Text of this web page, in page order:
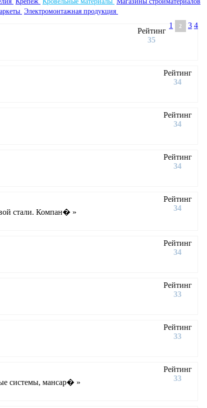
Электромонтажная продукция
1 2 3 4
Рейтинг
35
Рейтинг
34
Рейтинг
34
Рейтинг
34
Рейтинг
34
стали. Компан� »
Рейтинг
34
Рейтинг
33
Рейтинг
33
Рейтинг
33
системы, мансар� »